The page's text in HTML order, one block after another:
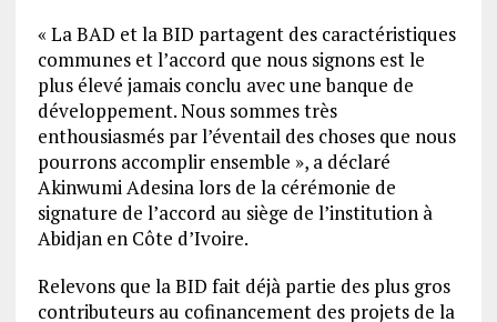
« La BAD et la BID partagent des caractéristiques
communes et l’accord que nous signons est le
plus élevé jamais conclu avec une banque de
développement. Nous sommes très
enthousiasmés par l’éventail des choses que nous
pourrons accomplir ensemble », a déclaré
Akinwumi Adesina lors de la cérémonie de
signature de l’accord au siège de l’institution à
Abidjan en Côte d’Ivoire.
Relevons que la BID fait déjà partie des plus gros
contributeurs au cofinancement des projets de la